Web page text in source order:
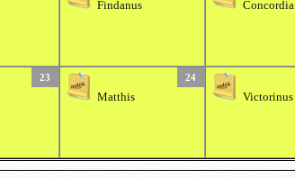
Findanus Concordia
23 24
Matthis Victorinus